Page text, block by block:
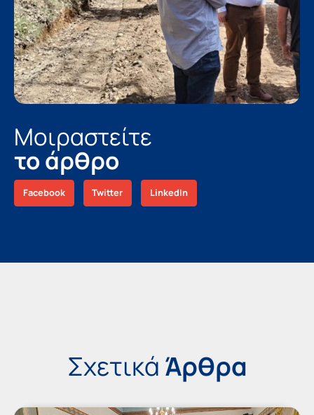
Μοιραστείτε
το άρθρο
Facebook Twitter LinkedIn
Σχετικά Άρθρα